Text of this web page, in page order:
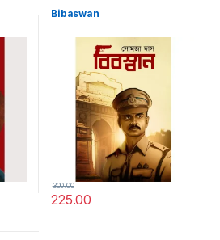
Bibaswan
225.00
300.00